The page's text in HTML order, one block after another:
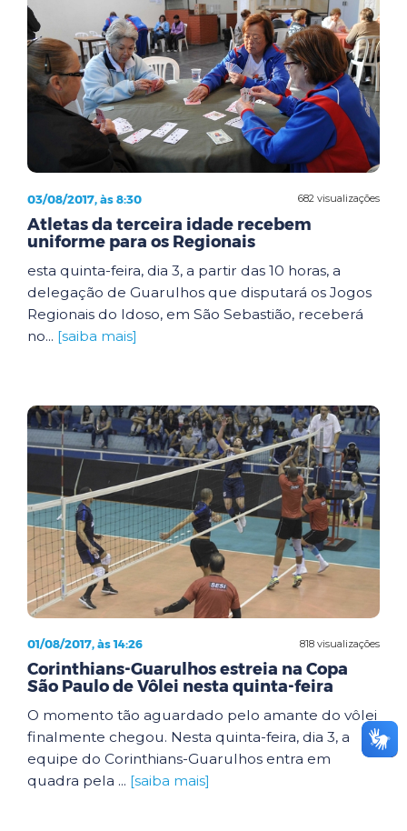
682 visualizações
03/08/2017, às 8:30
Atletas da terceira idade recebem
uniforme para os Regionais
esta quinta-feira, dia 3, a partir das 10 horas, a
delegação de Guarulhos que disputará os Jogos
Regionais do Idoso, em São Sebastião, receberá
no... [saiba mais]
818 visualizações
01/08/2017, às 14:26
Corinthians-Guarulhos estreia na Copa
São Paulo de Vôlei nesta quinta-feira
O momento tão aguardado pelo amante do vôlei
finalmente chegou. Nesta quinta-feira, dia 3, a
equipe do Corinthians-Guarulhos entra em
quadra pela ... [saiba mais]